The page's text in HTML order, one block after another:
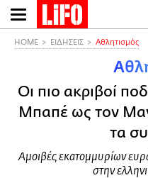
Παράκαμψη
προς
HOME ΕΙΔΗΣΕΙΣ Αθλητισμός
Οι πιο ακριβοί
Μπαπέ ως τον
τα
Αμοιβές εκατομμυρίων
στην